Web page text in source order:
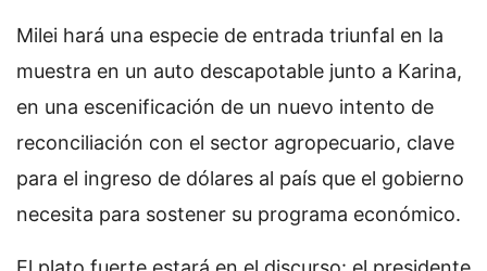
Milei hará una especie de entrada triunfal en la
muestra en un auto descapotable junto a Karina,
en una escenificación de un nuevo intento de
reconciliación con el sector agropecuario, clave
para el ingreso de dólares al país que el gobierno
necesita para sostener su programa económico.